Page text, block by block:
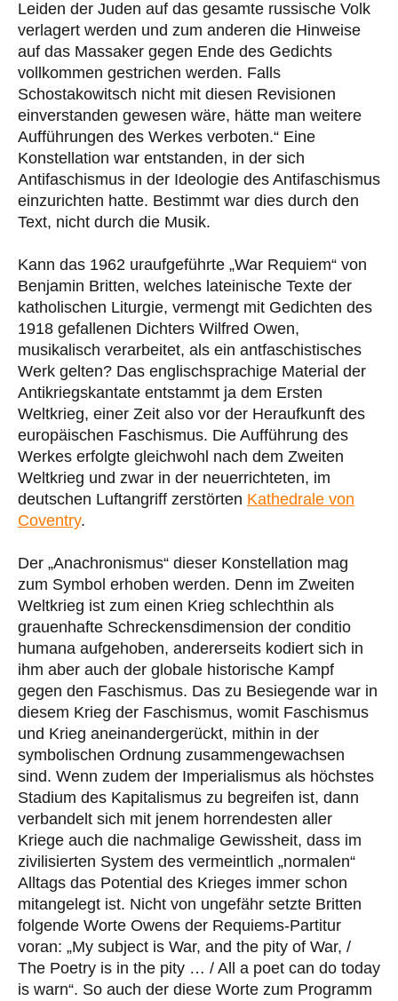
Leiden der Juden auf das gesamte russische Volk
verlagert werden und zum anderen die Hinweise
auf das Massaker gegen Ende des Gedichts
vollkommen gestrichen werden. Falls
Schostakowitsch nicht mit diesen Revisionen
einverstanden gewesen wäre, hätte man weitere
Aufführungen des Werkes verboten.“ Eine
Konstellation war entstanden, in der sich
Antifaschismus in der Ideologie des Antifaschismus
einzurichten hatte. Bestimmt war dies durch den
Text, nicht durch die Musik.
Kann das 1962 uraufgeführte „War Requiem“ von
Benjamin Britten, welches lateinische Texte der
katholischen Liturgie, vermengt mit Gedichten des
1918 gefallenen Dichters Wilfred Owen,
musikalisch verarbeitet, als ein antfaschistisches
Werk gelten? Das englischsprachige Material der
Antikriegskantate entstammt ja dem Ersten
Weltkrieg, einer Zeit also vor der Heraufkunft des
europäischen Faschismus. Die Aufführung des
Werkes erfolgte gleichwohl nach dem Zweiten
Weltkrieg und zwar in der neuerrichteten, im
deutschen Luftangriff zerstörten Kathedrale von
Coventry.
Der „Anachronismus“ dieser Konstellation mag
zum Symbol erhoben werden. Denn im Zweiten
Weltkrieg ist zum einen Krieg schlechthin als
grauenhafte Schreckensdimension der conditio
humana aufgehoben, andererseits kodiert sich in
ihm aber auch der globale historische Kampf
gegen den Faschismus. Das zu Besiegende war in
diesem Krieg der Faschismus, womit Faschismus
und Krieg aneinandergerückt, mithin in der
symbolischen Ordnung zusammengewachsen
sind. Wenn zudem der Imperialismus als höchstes
Stadium des Kapitalismus zu begreifen ist, dann
verbandelt sich mit jenem horrendesten aller
Kriege auch die nachmalige Gewissheit, dass im
zivilisierten System des vermeintlich „normalen“
Alltags das Potential des Krieges immer schon
mitangelegt ist. Nicht von ungefähr setzte Britten
folgende Worte Owens der Requiems-Partitur
voran: „My subject is War, and the pity of War, /
The Poetry is in the pity … / All a poet can do today
is warn“. So auch der diese Worte zum Programm